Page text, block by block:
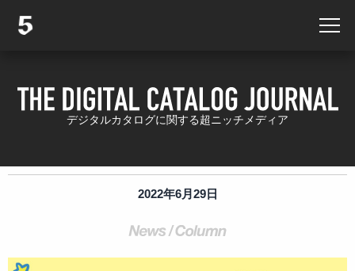
デジタルカタログに関する超ニッチメディア
2022年6月29日